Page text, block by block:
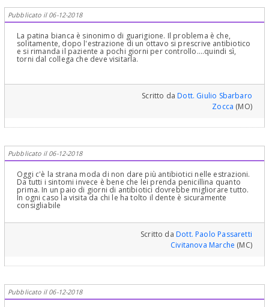
quanto detto.
Pubblicato il 06-12-2018
La patina bianca è sinonimo di guarigione. Il problema è che,
solitamente, dopo l'estrazione di un ottavo si prescrive antibiotico
e si rimanda il paziente a pochi giorni per controllo....quindi sì,
torni dal collega che deve visitarla.
Scritto daDott. Giulio Sbarbaro
Zocca (MO)
Pubblicato il 06-12-2018
Oggi c'è la strana moda di non dare più antibiotici nelle estrazioni.
Da tutti i sintomi invece è bene che lei prenda penicillina quanto
prima. In un paio di giorni di antibiotici dovrebbe migliorare tutto.
In ogni caso la visita da chi le ha tolto il dente è sicuramente
consigliabile
Scritto daDott. Paolo Passaretti
Civitanova Marche (MC)
Pubblicato il 06-12-2018